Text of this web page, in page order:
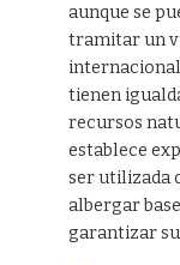
aunque se
tramitar un
tienen
recursos
establece
ser utilizada
albergar
garantizar